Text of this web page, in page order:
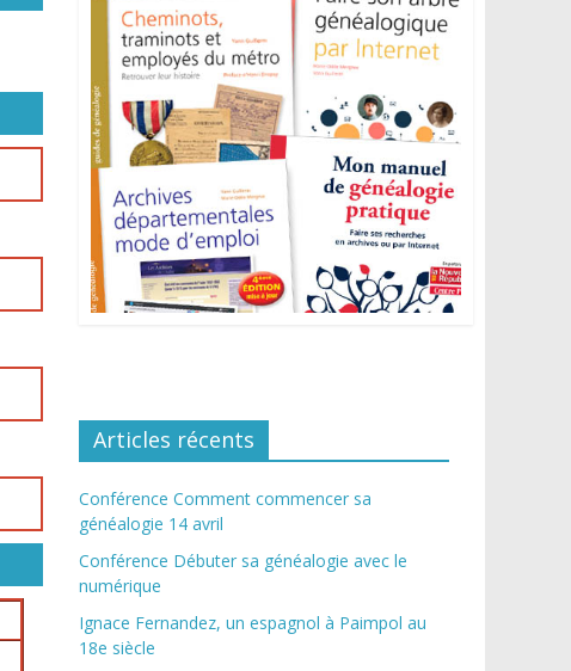
Articles récents
Conférence Comment commencer sa
généalogie 14 avril
Conférence Débuter sa généalogie avec le
numérique
Ignace Fernandez, un espagnol à Paimpol au
18e siècle